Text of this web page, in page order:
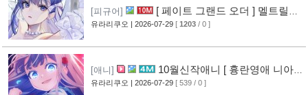
[피규어]
[ 페이트 그랜드 오더 ] 멜트릴리
스 신작 피규어 공개 [12]
유라리쿠오 | 2026-07-29 [ 1203 / 0 ]
[애니]
10월신작애니 [ 흉란영애 니아
리스톤 ] PV 영상 공개 [13]
유라리쿠오 | 2026-07-29 [ 539 / 0 ]